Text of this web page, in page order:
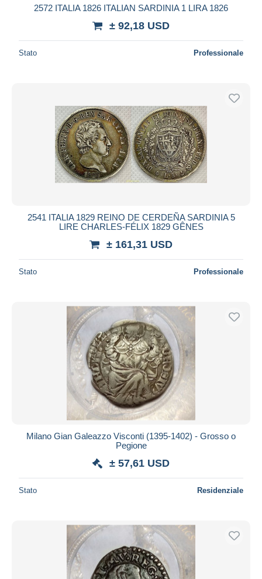
2572 ITALIA 1826 ITALIAN SARDINIA 1 LIRA 1826
± 92,18 USD
Stato Professionale
2541 ITALIA 1829 REINO DE CERDEÑA SARDINIA 5
LIRE CHARLES-FÉLIX 1829 GÊNES
± 161,31 USD
Stato Professionale
Milano Gian Galeazzo Visconti (1395-1402) - Grosso o
Pegione
± 57,61 USD
Stato Residenziale